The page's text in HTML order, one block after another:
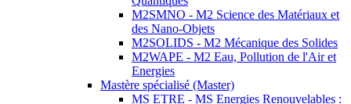
M2SMNO - M2 Science des Matériaux et
des Nano-Objets
M2SOLIDS - M2 Mécanique des Solides
M2WAPE - M2 Eau, Pollution de l'Air et
Energies
Mastère spécialisé (Master)
MS ETRE - MS Energies Renouvelables :